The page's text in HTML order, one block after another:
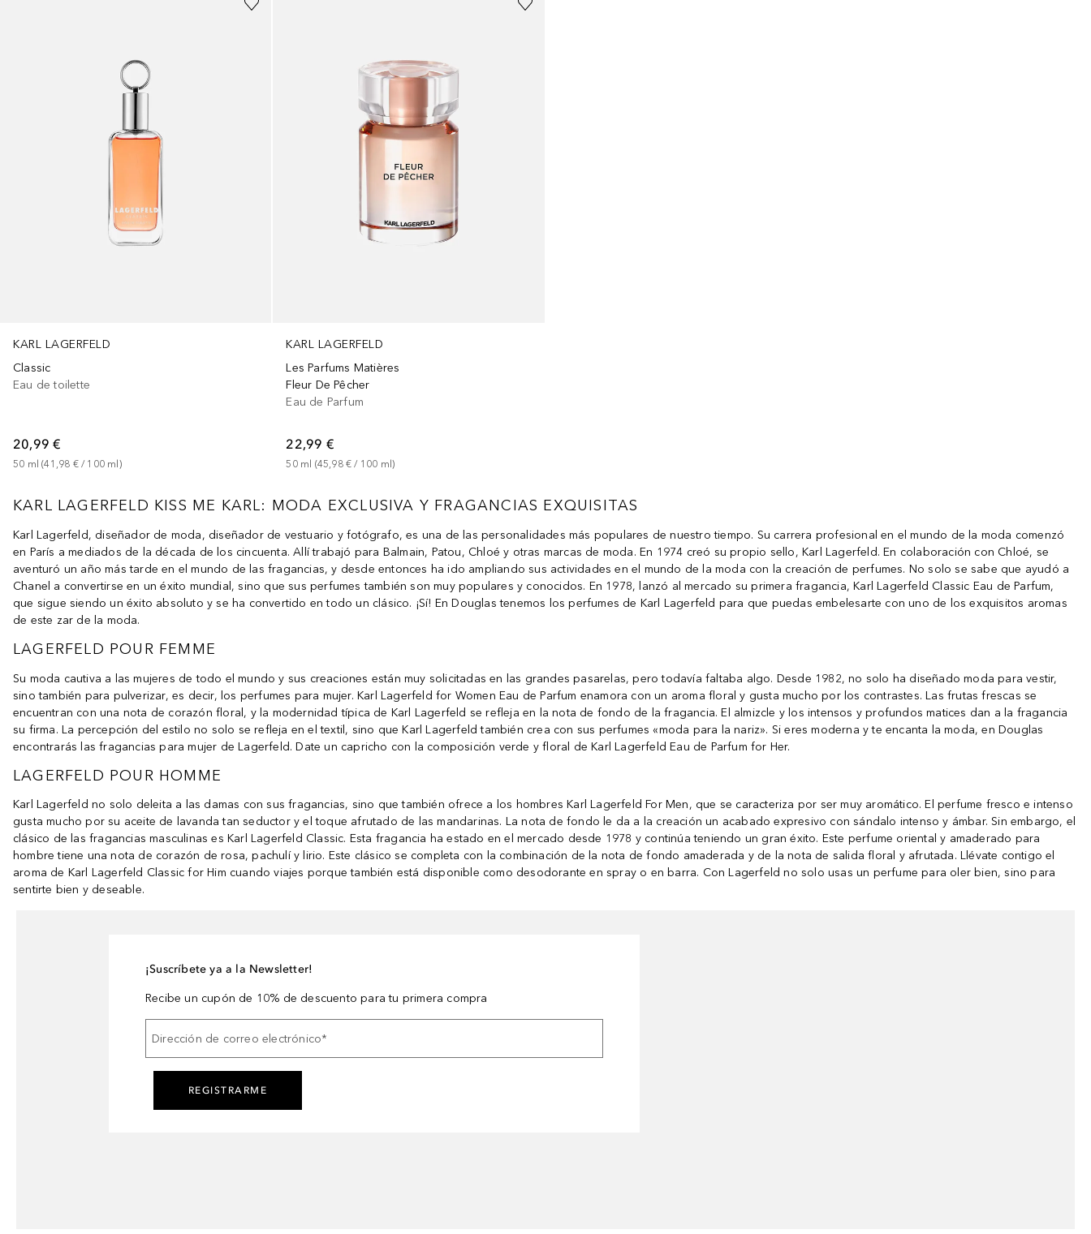
KARL LAGERFELD
Classic
Eau de toilette
20,99 €
50 ml (41,98 € / 100 ml)
KARL LAGERFELD
Les Parfums Matières
Fleur De Pêcher
Eau de Parfum
22,99 €
50 ml (45,98 € / 100 ml)
KARL LAGERFELD KISS ME KARL: MODA EXCLUSIVA Y FRAGANCIAS EXQUISITAS
Karl Lagerfeld, diseñador de moda, diseñador de vestuario y fotógrafo, es una de las personalidades más populares de nuestro tiempo. Su carrera profesional en el mundo de la moda comenzó
en París a mediados de la década de los cincuenta. Allí trabajó para Balmain, Patou, Chloé y otras marcas de moda. En 1974 creó su propio sello, Karl Lagerfeld. En colaboración con Chloé, se
aventuró un año más tarde en el mundo de las fragancias, y desde entonces ha ido ampliando sus actividades en el mundo de la moda con la creación de perfumes. No solo se sabe que ayudó a
Chanel a convertirse en un éxito mundial, sino que sus perfumes también son muy populares y conocidos. En 1978, lanzó al mercado su primera fragancia, Karl Lagerfeld Classic Eau de Parfum,
que sigue siendo un éxito absoluto y se ha convertido en todo un clásico. ¡Sí! En Douglas tenemos los perfumes de Karl Lagerfeld para que puedas embelesarte con uno de los exquisitos aromas
de este zar de la moda.
LAGERFELD POUR FEMME
Su moda cautiva a las mujeres de todo el mundo y sus creaciones están muy solicitadas en las grandes pasarelas, pero todavía faltaba algo. Desde 1982, no solo ha diseñado moda para vestir,
sino también para pulverizar, es decir, los perfumes para mujer. Karl Lagerfeld for Women Eau de Parfum enamora con un aroma floral y gusta mucho por los contrastes. Las frutas frescas se
encuentran con una nota de corazón floral, y la modernidad típica de Karl Lagerfeld se refleja en la nota de fondo de la fragancia. El almizcle y los intensos y profundos matices dan a la fragancia
su firma. La percepción del estilo no solo se refleja en el textil, sino que Karl Lagerfeld también crea con sus perfumes «moda para la nariz». Si eres moderna y te encanta la moda, en Douglas
encontrarás las fragancias para mujer de Lagerfeld. Date un capricho con la composición verde y floral de Karl Lagerfeld Eau de Parfum for Her.
LAGERFELD POUR HOMME
Karl Lagerfeld no solo deleita a las damas con sus fragancias, sino que también ofrece a los hombres Karl Lagerfeld For Men, que se caracteriza por ser muy aromático. El perfume fresco e intenso
gusta mucho por su aceite de lavanda tan seductor y el toque afrutado de las mandarinas. La nota de fondo le da a la creación un acabado expresivo con sándalo intenso y ámbar. Sin embargo, el
clásico de las fragancias masculinas es Karl Lagerfeld Classic. Esta fragancia ha estado en el mercado desde 1978 y continúa teniendo un gran éxito. Este perfume oriental y amaderado para
hombre tiene una nota de corazón de rosa, pachulí y lirio. Este clásico se completa con la combinación de la nota de fondo amaderada y de la nota de salida floral y afrutada. Llévate contigo el
aroma de Karl Lagerfeld Classic for Him cuando viajes porque también está disponible como desodorante en spray o en barra. Con Lagerfeld no solo usas un perfume para oler bien, sino para
sentirte bien y deseable.
¡Suscríbete ya a la Newsletter!
Recibe un cupón de 10% de descuento para tu primera compra
Dirección de correo electrónico*
REGISTRARME